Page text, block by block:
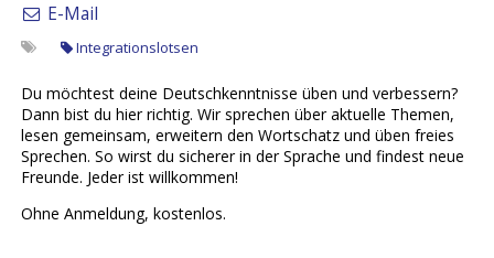
E-Mail
Integrationslotsen
Du möchtest deine Deutschkenntnisse üben und verbessern?
Dann bist du hier richtig. Wir sprechen über aktuelle Themen,
lesen gemeinsam, erweitern den Wortschatz und üben freies
Sprechen. So wirst du sicherer in der Sprache und findest neue
Freunde. Jeder ist willkommen!
Ohne Anmeldung, kostenlos.